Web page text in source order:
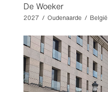
De Woeker
2027 / Oudenaarde / België